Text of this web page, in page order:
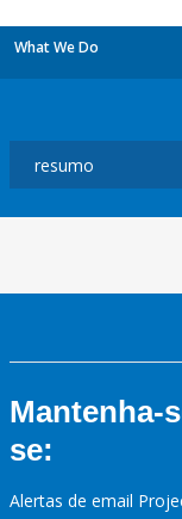
What We Do
Mantenha-
se:
Alertas de email